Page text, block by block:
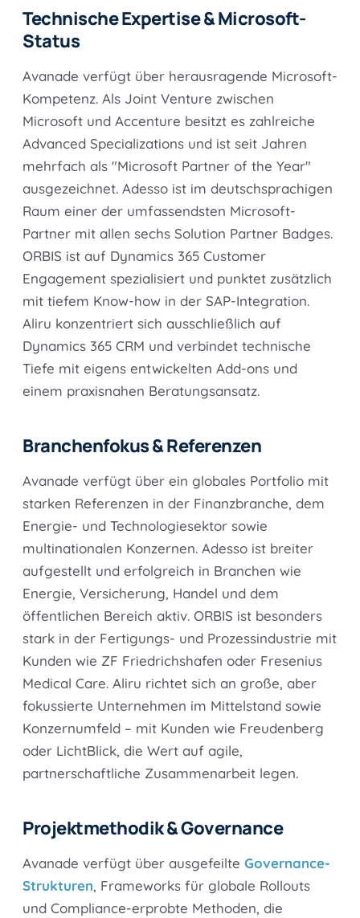
Technische Expertise & Microsoft-
Status
Avanade verfügt über herausragende Microsoft-
Kompetenz. Als Joint Venture zwischen
Microsoft und Accenture besitzt es zahlreiche
Advanced Specializations und ist seit Jahren
mehrfach als "Microsoft Partner of the Year"
ausgezeichnet. Adesso ist im deutschsprachigen
Raum einer der umfassendsten Microsoft-
Partner mit allen sechs Solution Partner Badges.
ORBIS ist auf Dynamics 365 Customer
Engagement spezialisiert und punktet zusätzlich
mit tiefem Know-how in der SAP-Integration.
Aliru konzentriert sich ausschließlich auf
Dynamics 365 CRM und verbindet technische
Tiefe mit eigens entwickelten Add-ons und
einem praxisnahen Beratungsansatz.
Branchenfokus & Referenzen
Avanade verfügt über ein globales Portfolio mit
starken Referenzen in der Finanzbranche, dem
Energie- und Technologiesektor sowie
multinationalen Konzernen. Adesso ist breiter
aufgestellt und erfolgreich in Branchen wie
Energie, Versicherung, Handel und dem
öffentlichen Bereich aktiv. ORBIS ist besonders
stark in der Fertigungs- und Prozessindustrie mit
Kunden wie ZF Friedrichshafen oder Fresenius
Medical Care. Aliru richtet sich an große, aber
fokussierte Unternehmen im Mittelstand sowie
Konzernumfeld – mit Kunden wie Freudenberg
oder LichtBlick, die Wert auf agile,
partnerschaftliche Zusammenarbeit legen.
Projektmethodik & Governance
Avanade verfügt über ausgefeilte Governance-
Strukturen, Frameworks für globale Rollouts
und Compliance-erprobte Methoden, die